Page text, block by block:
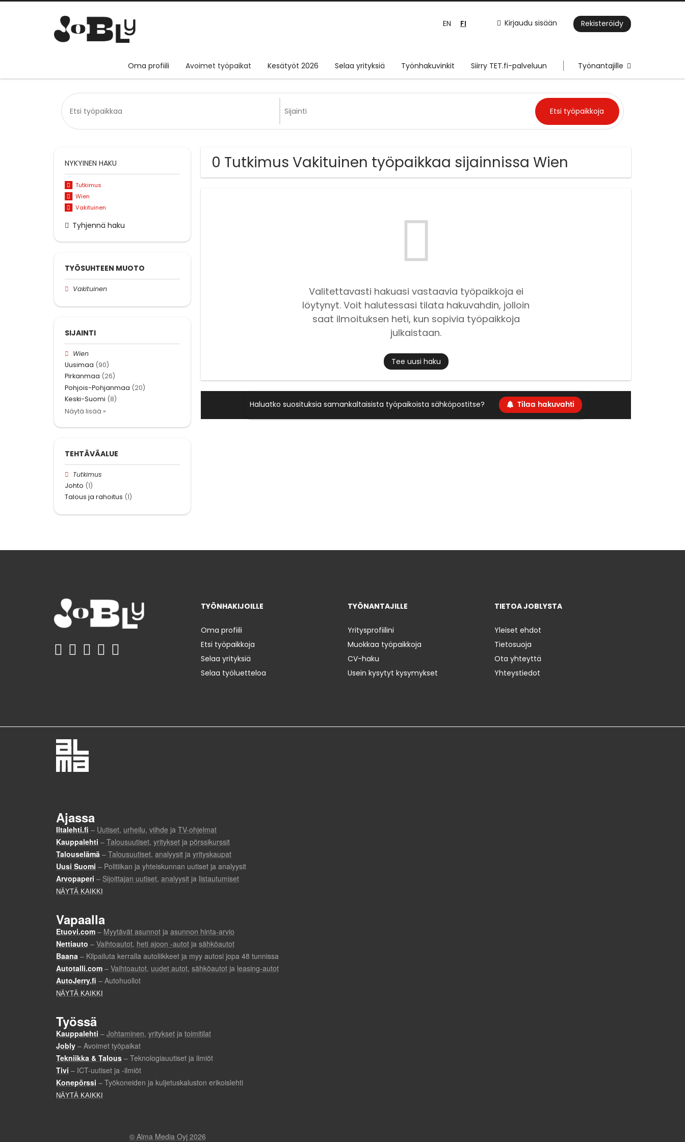
Kirjaudu sisään Rekisteröidy
EN FI
Oma profiili Avoimet työpaikat Kesätyöt 2026 Selaa yrityksiä Työnhakuvinkit Siirry TET.fi-palveluun Työnantajille
0 Tutkimus Vakituinen työpaikkaa sijainnissa Wien
Valitettavasti hakuasi vastaavia työpaikkoja ei
löytynyt. Voit halutessasi tilata hakuvahdin, jolloin
saat ilmoituksen heti, kun sopivia työpaikkoja
julkaistaan.
Tee uusi haku
Haluatko suosituksia samankaltaisista työpaikoista sähköpostitse? Tilaa hakuvahti
NYKYINEN HAKU
Tutkimus
Wien
Vakituinen
Tyhjennä haku
TYÖSUHTEEN MUOTO
Vakituinen
SIJAINTI
Wien
Uusimaa (90)
Pirkanmaa (26)
Pohjois-Pohjanmaa (20)
Keski-Suomi (8)
Näytä lisää »
TEHTÄVÄALUE
Tutkimus
Johto (1)
Talous ja rahoitus (1)
TYÖNHAKIJOILLE
Oma profiili
Etsi työpaikkoja
Selaa yrityksiä
Selaa työluetteloa
TYÖNANTAJILLE
Yritysprofiilini
Muokkaa työpaikkoja
CV-haku
Usein kysytyt kysymykset
TIETOA JOBLYSTA
Yleiset ehdot
Tietosuoja
Ota yhteyttä
Yhteystiedot